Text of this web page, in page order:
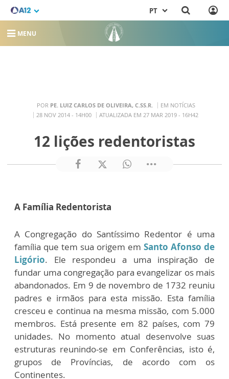
PT
MENU
POR PE. LUIZ CARLOS DE OLIVEIRA, C.SS.R.
EM NOTÍCIAS
28 NOV 2014 - 14H00
ATUALIZADA EM 27 MAR 2019 - 16H42
12 lições redentoristas
A Família Redentorista
A Congregação do Santíssimo Redentor é uma
família que tem sua origem em Santo Afonso de
Ligório. Ele respondeu a uma inspiração de
fundar uma congregação para evangelizar os mais
abandonados. Em 9 de novembro de 1732 reuniu
padres e irmãos para esta missão. Esta família
cresceu e continua na mesma missão, com 5.000
membros. Está presente em 82 países, com 79
unidades. No momento atual desenvolve suas
estruturas reunindo-se em Conferências, isto é,
grupos de Províncias, de acordo com os
Continentes.